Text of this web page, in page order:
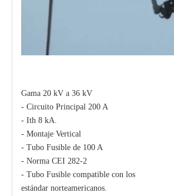
Gama 20 kV a 36 kV
- Circuito Principal 200 A
- Ith 8 kA.
- Montaje Vertical
- Tubo Fusible de 100 A
- Norma CEI 282-2
- Tubo Fusible compatible con los
estándar norteamericanos.